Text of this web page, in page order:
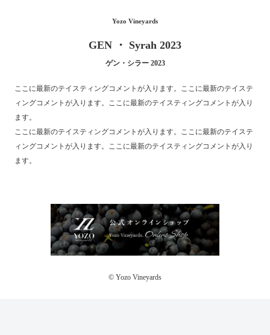
Yozo Vineyards
GEN ・ Syrah 2023
ゲン・シラー 2023
ここに最新のテイスティングコメントが入ります。ここに最新のテイステ
ィングコメントが入ります。ここに最新のテイスティングコメントが入り
ます。
ここに最新のテイスティングコメントが入ります。ここに最新のテイステ
ィングコメントが入ります。ここに最新のテイスティングコメントが入り
ます。
© Yozo Vineyards